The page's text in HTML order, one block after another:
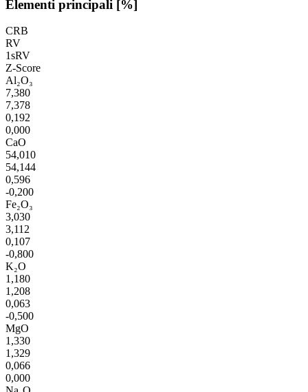
Elementi principali [%]
CRB
RV
1sRV
Z-Score
Al₂O₃
7,380
7,378
0,192
0,000
CaO
54,010
54,144
0,596
-0,200
Fe₂O₃
3,030
3,112
0,107
-0,800
K₂O
1,180
1,208
0,063
-0,500
MgO
1,330
1,329
0,066
0,000